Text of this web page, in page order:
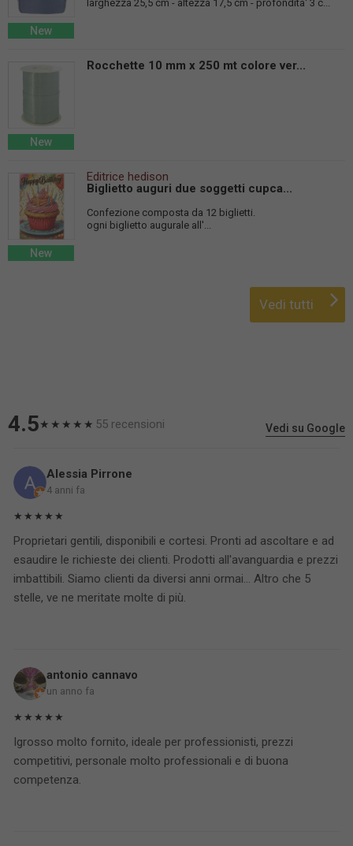
New
larghezza 25,5 cm - altezza 17,5 cm - profondita' 3 c...
New
Rocchette 10 mm x 250 mt colore ver...
New
Editrice hedison
Biglietto auguri due soggetti cupca...
Confezione composta da 12 biglietti.
ogni biglietto augurale all'...
Vedi tutti
4.5★★★★★ 55 recensioni Vedi su Google
Alessia Pirrone
4 anni fa
★★★★★
Proprietari gentili, disponibili e cortesi. Pronti ad ascoltare e ad
esaudire le richieste dei clienti. Prodotti all'avanguardia e prezzi
imbattibili. Siamo clienti da diversi anni ormai... Altro che 5
stelle, ve ne meritate molte di più.
antonio cannavo
un anno fa
★★★★★
Igrosso molto fornito, ideale per professionisti, prezzi
competitivi, personale molto professionali e di buona
competenza.